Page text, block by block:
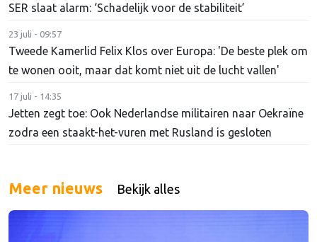
SER slaat alarm: ‘Schadelijk voor de stabiliteit’
23 juli - 09:57
Tweede Kamerlid Felix Klos over Europa: 'De beste plek om
te wonen ooit, maar dat komt niet uit de lucht vallen'
17 juli - 14:35
Jetten zegt toe: Ook Nederlandse militairen naar Oekraïne
zodra een staakt-het-vuren met Rusland is gesloten
Meer nieuws Bekijk alles